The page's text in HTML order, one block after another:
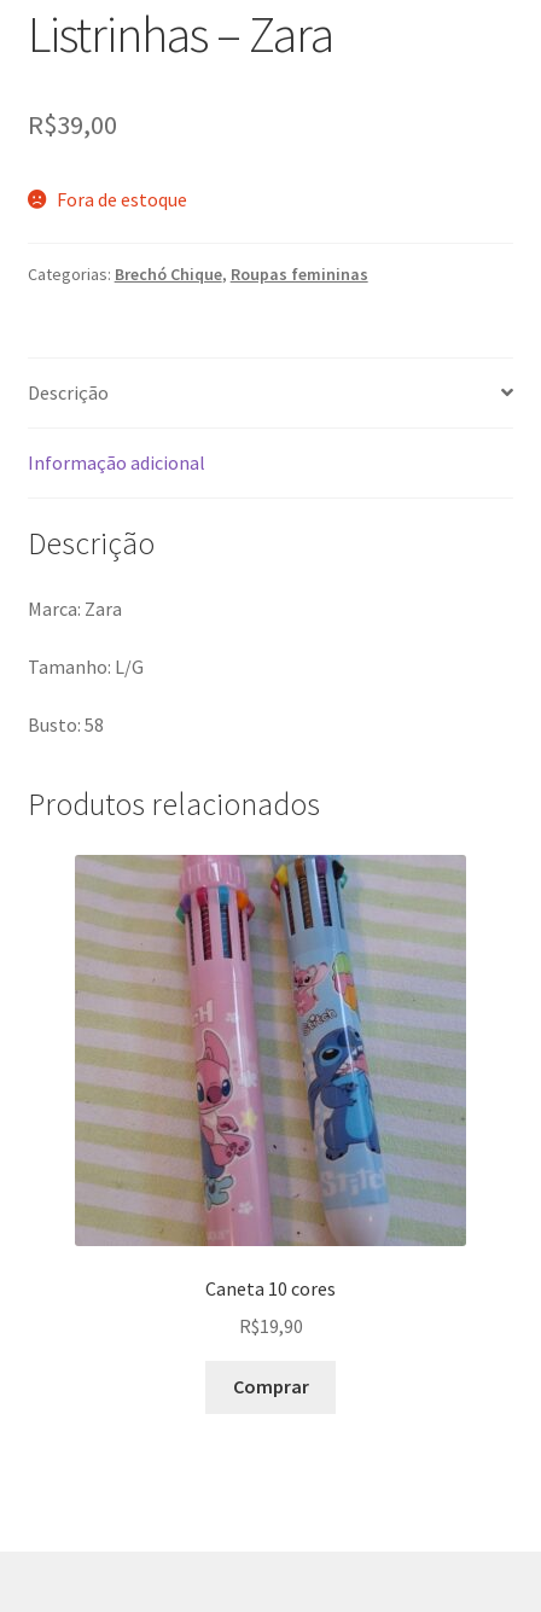
Listrinhas – Zara
R$39,00
Fora de estoque
Categorias: Brechó Chique, Roupas femininas
Descrição
Informação adicional
Descrição
Marca: Zara
Tamanho: L/G
Busto: 58
Produtos relacionados
Caneta 10 cores
R$19,90
Comprar